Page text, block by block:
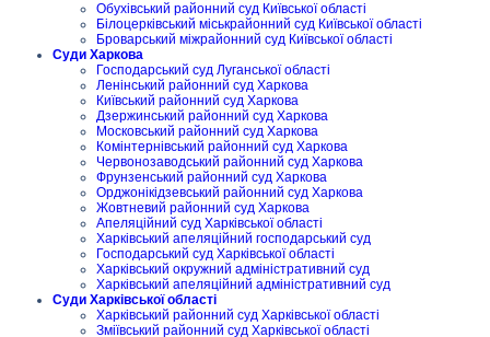
Обухівський районний суд Київської області
Білоцерківський міськрайонний суд Київської області
Броварський міжрайонний суд Київської області
Суди Харкова
Господарський суд Луганської області
Ленінський районний суд Харкова
Київський районний суд Харкова
Дзержинський районний суд Харкова
Московський районний суд Харкова
Комінтернівський районний суд Харкова
Червонозаводський районний суд Харкова
Фрунзенський районний суд Харкова
Орджонікідзевський районний суд Харкова
Жовтневий районний суд Харкова
Апеляційний суд Харківської області
Харківський апеляційний господарський суд
Господарський суд Харківської області
Харківський окружний адміністративний суд
Харківський апеляційний адміністративний суд
Суди Харківської області
Харківський районний суд Харківської області
Зміївський районний суд Харківської області